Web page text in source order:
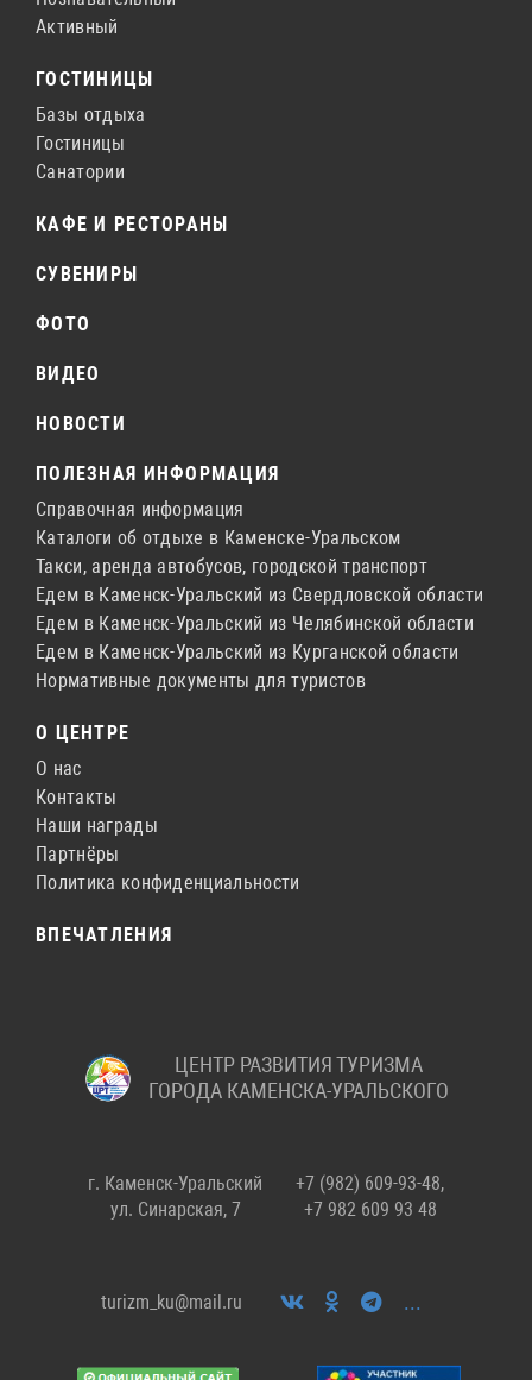
Активный
ГОСТИНИЦЫ
Базы отдыха
Гостиницы
Санатории
КАФЕ И РЕСТОРАНЫ
СУВЕНИРЫ
ФОТО
ВИДЕО
НОВОСТИ
ПОЛЕЗНАЯ ИНФОРМАЦИЯ
Справочная информация
Каталоги об отдыхе в Каменске-Уральском
Такси, аренда автобусов, городской транспорт
Едем в Каменск-Уральский из Свердловской области
Едем в Каменск-Уральский из Челябинской области
Едем в Каменск-Уральский из Курганской области
Нормативные документы для туристов
О ЦЕНТРЕ
О нас
Контакты
Наши награды
Партнёры
Политика конфиденциальности
ВПЕЧАТЛЕНИЯ
ЦЕНТР РАЗВИТИЯ ТУРИЗМА
ГОРОДА КАМЕНСКА-УРАЛЬСКОГО
г. Каменск-Уральский
ул. Синарская, 7
+7 (982) 609-93-48,
+7 982 609 93 48
turizm_ku@mail.ru ...